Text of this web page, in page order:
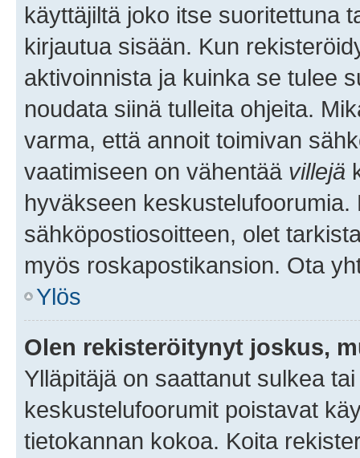
käyttäjiltä joko itse suoritettuna
kirjautua sisään. Kun
aktivoinnista ja kuinka se tulee
noudata siinä tulleita ohjeita.
varma, että annoit toimivan
vaatimiseen on vähentää villejä
hyväkseen
sähköpostiosoitteen, olet
myös roskapostikansion. Ota
Ylös
Olen rekisteröitynyt joskus,
Ylläpitäjä on saattanut sulkea
keskustelufoorumit poistavat
tietokannan kokoa. Koita